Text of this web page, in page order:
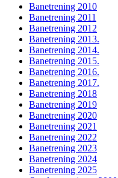
Banetrening 2010
Banetrening 2011
Banetrening 2012
Banetrening 2013.
Banetrening 2014.
Banetrening 2015.
Banetrening 2016.
Banetrening 2017.
Banetrening 2018
Banetrening 2019
Banetrening 2020
Banetrening 2021
Banetrening 2022
Banetrening 2023
Banetrening 2024
Banetrening 2025